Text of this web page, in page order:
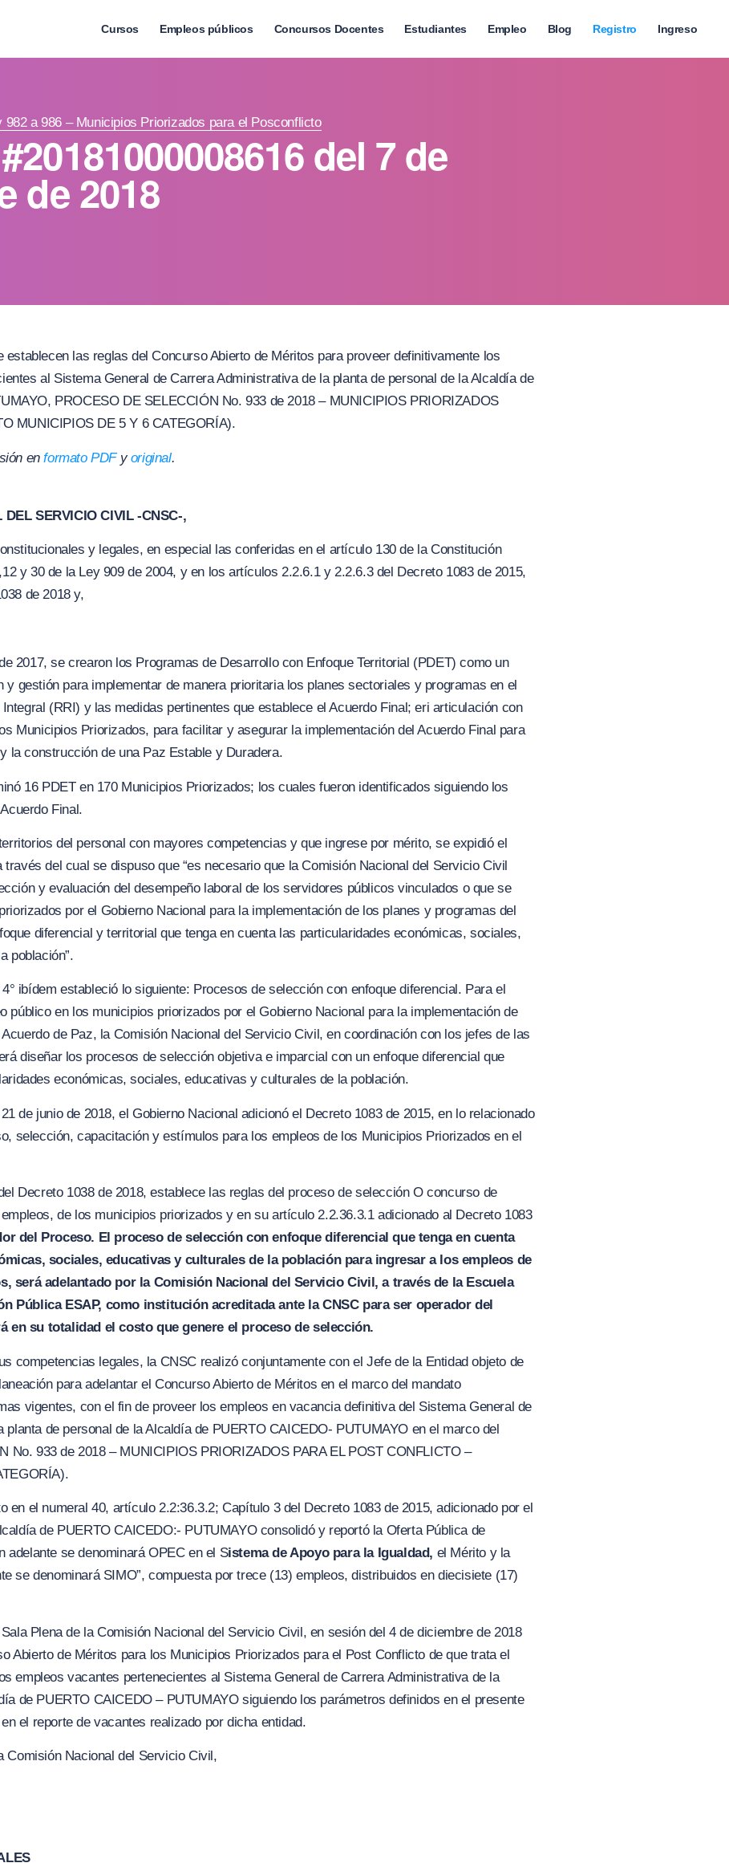
Cursos Empleos públicos Concursos Docentes Estudiantes Empleo Blog Registro Ingreso
982 a 986 – Municipios Priorizados para el Posconflicto
del 7 de
de 2018
establecen las reglas del Concurso Abierto de Méritos para proveer definitivamente los
al Sistema General de Carrera Administrativa de la planta de personal de la Alcaldía de
PROCESO DE SELECCIÓN No. 933 de 2018 – MUNICIPIOS PRIORIZADOS
MUNICIPIOS DE 5 Y 6 CATEGORÍA).
enformato PDFyoriginal.
SERVICIO CIVIL -CNSC-,
y legales, en especial las conferidas en el artículo 130 de la Constitución
y 30 de la Ley 909 de 2004, y en los artículos 2.2.6.1 y 2.2.6.3 del Decreto 1083 de 2015,
de 2018 y,
2017, se crearon los Programas de Desarrollo con Enfoque Territorial (PDET) como un
y gestión para implementar de manera prioritaria los planes sectoriales y programas en el
(RRI) y las medidas pertinentes que establece el Acuerdo Final; eri articulación con
Municipios Priorizados, para facilitar y asegurar la implementación del Acuerdo Final para
la construcción de una Paz Estable y Duradera.
16 PDET en 170 Municipios Priorizados; los cuales fueron identificados siguiendo los
Final.
del personal con mayores competencias y que ingrese por mérito, se expidió el
del cual se dispuso que “es necesario que la Comisión Nacional del Servicio Civil
y evaluación del desempeño laboral de los servidores públicos vinculados o que se
por el Gobierno Nacional para la implementación de los planes y programas del
diferencial y territorial que tenga en cuenta las particularidades económicas, sociales,
población”.
ibídemestableció lo siguiente: Procesos de selección con enfoque diferencial. Para el
público en los municipios priorizados por el Gobierno Nacional para la implementación de
de Paz, la Comisión Nacional del Servicio Civil, en coordinación con los jefes de las
diseñar los procesos de selección objetiva e imparcial con un enfoque diferencial que
económicas, sociales, educativasy culturales de la población.
de junio de 2018, el Gobierno Nacional adicionó el Decreto 1083 de 2015, en lo relacionado
selección, capacitación y estímulos para los empleos de los Municipios Priorizados en el
Decreto 1038 de 2018, establece las reglas del proceso de selección O concurso de
de los municipios priorizados y en su artículo 2.2.36.3.1 adicionado al Decreto 1083
del Proceso. El proceso de selección con enfoque diferencial que tenga en cuenta
sociales, educativas y culturales de la población para ingresar a los empleos de
será adelantado por la Comisión Nacional del Servicio Civil, a través de la Escuela
Pública ESAP, como institución acreditada ante la CNSC para ser operador del
en su totalidad el costo que genere el proceso de selección.
competencias legales, la CNSC realizó conjuntamente con el Jefe de la Entidad objeto de
para adelantar el Concurso Abierto de Méritos en el marco del mandato
vigentes, con el fin de proveer los empleos en vacancia definitiva del Sistema General de
planta de personal de la Alcaldía de PUERTO CAICEDO- PUTUMAYO en el marco del
No. 933 de 2018 – MUNICIPIOS PRIORIZADOS PARA EL POST CONFLICTO –
en el numeral 40, artículo 2.2:36.3.2; Capítulo 3 del Decreto 1083 de 2015, adicionado por el
de PUERTO CAICEDO:- PUTUMAYO consolidó y reportó la Oferta Pública de
adelante se denominará OPEC en el Sistema de Apoyo para la Igualdad, el Mérito y la
se denominará SIMO”, compuesta por trece (13) empleos, distribuidos en diecisiete (17)
Plena de la Comisión Nacional del Servicio Civil, en sesión del 4 de diciembre de 2018
Abierto de Méritos para los Municipios Priorizados para el Post Conflicto de que trata el
empleos vacantes pertenecientes al Sistema General de Carrera Administrativa de la
de PUERTO CAICEDO – PUTUMAYO siguiendo los parámetros definidos en el presente
el reporte de vacantes realizado por dicha entidad.
Comisión Nacional del Servicio Civil,